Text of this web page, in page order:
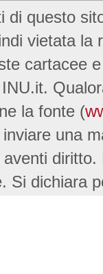
di questo
vietata la
cartacee
la fonte (
una
Si dichiara